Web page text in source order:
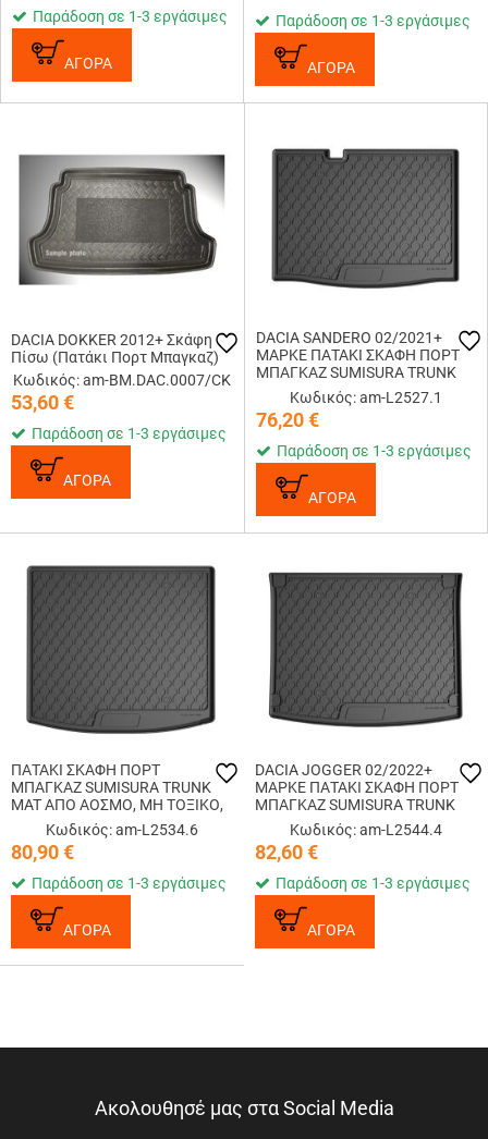
Παράδοση σε 1-3 εργάσιμες
ΑΓΟΡΑ
Παράδοση σε 1-3 εργάσιμες
ΑΓΟΡΑ
DACIA DOKKER 2012+ Σκάφη
Πίσω (Πατάκι Πορτ Μπαγκαζ)
Κωδικός: am-BM.DAC.0007/CK
53,60€
Παράδοση σε 1-3 εργάσιμες
ΑΓΟΡΑ
DACIA SANDERO 02/2021+
ΜΑΡΚΕ ΠΑΤΑΚΙ ΣΚΑΦΗ ΠΟΡΤ
ΜΠΑΓΚΑΖ SUMISURA TRUNK
MAT ΑΠΟ ΑΟΣΜΟ, ΜΗ ΤΟΞΙΚΟ,
ΟΙΚΟΛΟΓΙΚΟ ΚΑΙ
ΑΝΑΚΥΚΛΩΣΙΜΟ ΣΥΝΘΕΤΙΚΟ
ΛΑΣΤΙΧΟ ΣΕ ΜΑ...
Κωδικός: am-L2527.1
76,20€
Παράδοση σε 1-3 εργάσιμες
ΑΓΟΡΑ
ΠΑΤΑΚΙ ΣΚΑΦΗ ΠΟΡΤ
ΜΠΑΓΚΑΖ SUMISURA TRUNK
MAT ΑΠΟ ΑΟΣΜΟ, ΜΗ ΤΟΞΙΚΟ,
ΟΙΚΟΛΟΓΙΚΟ ΚΑΙ
ΑΝΑΚΥΚΛΩΣΙΜΟ ΣΥΝΘΕΤΙΚΟ
ΛΑΣΤΙΧΟ ΣΕ ΜΑΥΡΟ ΧΡΩΜΑ ΓΙΑ
DACIA DUSTER 4x...
Κωδικός: am-L2534.6
80,90€
Παράδοση σε 1-3 εργάσιμες
ΑΓΟΡΑ
DACIA JOGGER 02/2022+
ΜΑΡΚΕ ΠΑΤΑΚΙ ΣΚΑΦΗ ΠΟΡΤ
ΜΠΑΓΚΑΖ SUMISURA TRUNK
MAT ΑΠΟ ΑΟΣΜΟ, ΜΗ ΤΟΞΙΚΟ,
ΟΙΚΟΛΟΓΙΚΟ ΚΑΙ
ΑΝΑΚΥΚΛΩΣΙΜΟ ΣΥΝΘΕΤΙΚΟ
ΛΑΣΤΙΧΟ ΣΕ ΜΑΥ...
Κωδικός: am-L2544.4
82,60€
Παράδοση σε 1-3 εργάσιμες
ΑΓΟΡΑ
Ακολουθησέ μας στα Social Media